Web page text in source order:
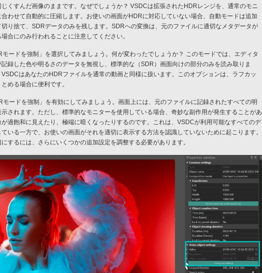
じくすんだ画像のままです。なぜでしょうか？ VSDCは拡張されたHDRレンジを、通常のモニ
合わせて自動的に圧縮します。お使いの画面がHDRに対応していない場合、自動モードは追加
り捨て、SDRデータのみを残します。SDRへの変換は、元のファイルに適切なメタデータが
合にのみ行われることに注意してください。
モードを強制」を選択してみましょう。何が変わったでしょうか？ このモードでは、エディタ
録した色や明るさのデータを無視し、標準的な（SDR）画面向けの部分のみを読み取りま
はあなたのHDRファイルを通常の動画と同様に扱います。このオプションは、ラフカッ
める場合に便利です。
モードを強制」を有効にしてみましょう。画面上には、元のファイルに記録されたすべての明
示されます。ただし、標準的なモニターを使用している場合、奇妙な副作用が発生することがあ
が過飽和に見えたり、極端に暗くなったりするのです。これは、VSDCが利用可能なすべてのデ
いる一方で、お使いの画面がそれを適切に表示する方法を認識していないために起こります。
するには、さらにいくつかの追加設定を調整する必要があります。